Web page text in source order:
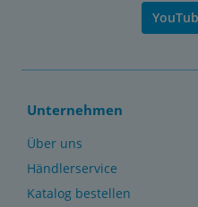
Unternehmen
Über uns
Händlerservice
Katalog bestellen